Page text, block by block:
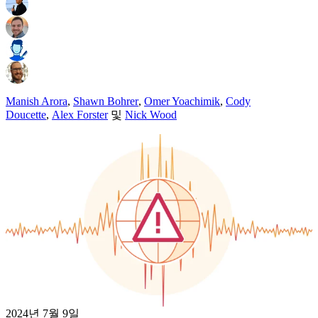
Manish Arora, Shawn Bohrer, Omer Yoachimik, Cody
Doucette, Alex Forster및 Nick Wood
2024년 7월 9일